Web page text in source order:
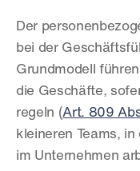
Der
bei der
Grundmodell
die Geschäfte,
regeln (Art. 809
kleineren Teams,
im Unternehmen